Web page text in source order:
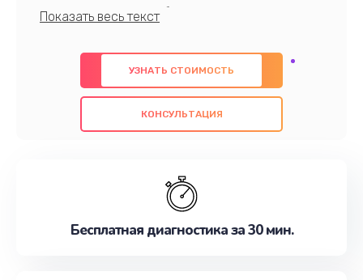
профессионалов с обширными знаниями и
предлагаем быстрый и качественный ремонт с
использованием оригинальных компонентов, а
также гарантируем качество всех
проведенных работ. Наша цель - предоставить
наилучшим образом. Не медлите записаться на
УЗНАТЬ СТОИМОСТЬ
КОНСУЛЬТАЦИЯ
Бесплатная диагностика за 30 мин.